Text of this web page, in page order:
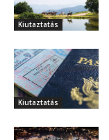
Kiutaztatás
Kiutaztatás